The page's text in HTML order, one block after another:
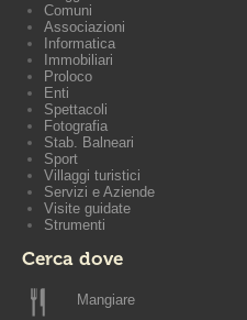
Comuni
Associazioni
Informatica
Immobiliari
Proloco
Enti
Spettacoli
Fotografia
Stab. Balneari
Sport
Villaggi turistici
Servizi e Aziende
Visite guidate
Strumenti
Cerca dove
Mangiare